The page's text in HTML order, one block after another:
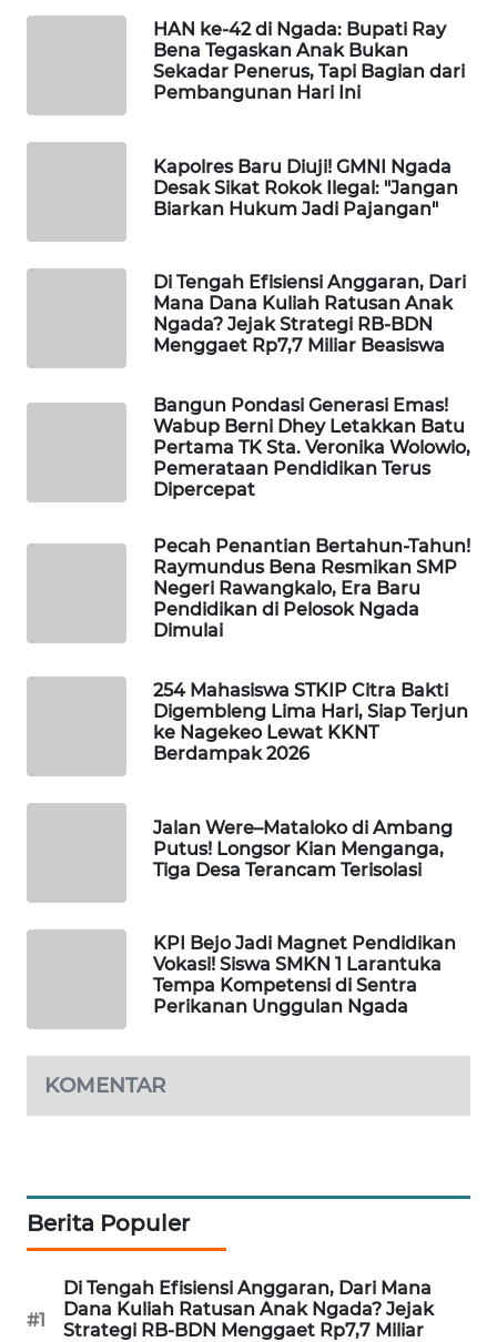
HAN ke-42 di Ngada: Bupati Ray
Bena Tegaskan Anak Bukan
Sekadar Penerus, Tapi Bagian dari
Pembangunan Hari Ini
Kapolres Baru Diuji! GMNI Ngada
Desak Sikat Rokok Ilegal: "Jangan
Biarkan Hukum Jadi Pajangan"
Di Tengah Efisiensi Anggaran, Dari
Mana Dana Kuliah Ratusan Anak
Ngada? Jejak Strategi RB-BDN
Menggaet Rp7,7 Miliar Beasiswa
Bangun Pondasi Generasi Emas!
Wabup Berni Dhey Letakkan Batu
Pertama TK Sta. Veronika Wolowio,
Pemerataan Pendidikan Terus
Dipercepat
Pecah Penantian Bertahun-Tahun!
Raymundus Bena Resmikan SMP
Negeri Rawangkalo, Era Baru
Pendidikan di Pelosok Ngada
Dimulai
254 Mahasiswa STKIP Citra Bakti
Digembleng Lima Hari, Siap Terjun
ke Nagekeo Lewat KKNT
Berdampak 2026
Jalan Were–Mataloko di Ambang
Putus! Longsor Kian Menganga,
Tiga Desa Terancam Terisolasi
KPI Bejo Jadi Magnet Pendidikan
Vokasi! Siswa SMKN 1 Larantuka
Tempa Kompetensi di Sentra
Perikanan Unggulan Ngada
KOMENTAR
Berita Populer
#1
Di Tengah Efisiensi Anggaran, Dari Mana
Dana Kuliah Ratusan Anak Ngada? Jejak
Strategi RB-BDN Menggaet Rp7,7 Miliar
DESA
Wahana
ID
MARTABAT
LPKKI
PORTAL
ALPERKLINAS
FORJASIDA